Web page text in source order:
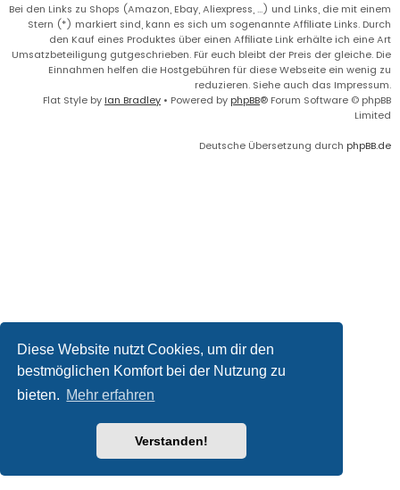
Diese Website nutzt Cookies, um dir den
bestmöglichen Komfort bei der Nutzung zu
bieten. Mehr erfahren
Verstanden!
Bei den Links zu Shops (Amazon, Ebay, Aliexpress, ...) und Links, die mit einem
Stern (*) markiert sind, kann es sich um sogenannte Affiliate Links. Durch
den Kauf eines Produktes über einen Affiliate Link erhälte ich eine Art
Umsatzbeteiligung gutgeschrieben. Für euch bleibt der Preis der gleiche. Die
Einnahmen helfen die Hostgebühren für diese Webseite ein wenig zu
reduzieren. Siehe auch das Impressum.
Flat Style by Ian Bradley • Powered by phpBB® Forum Software © phpBB
Limited
Deutsche Übersetzung durch phpBB.de